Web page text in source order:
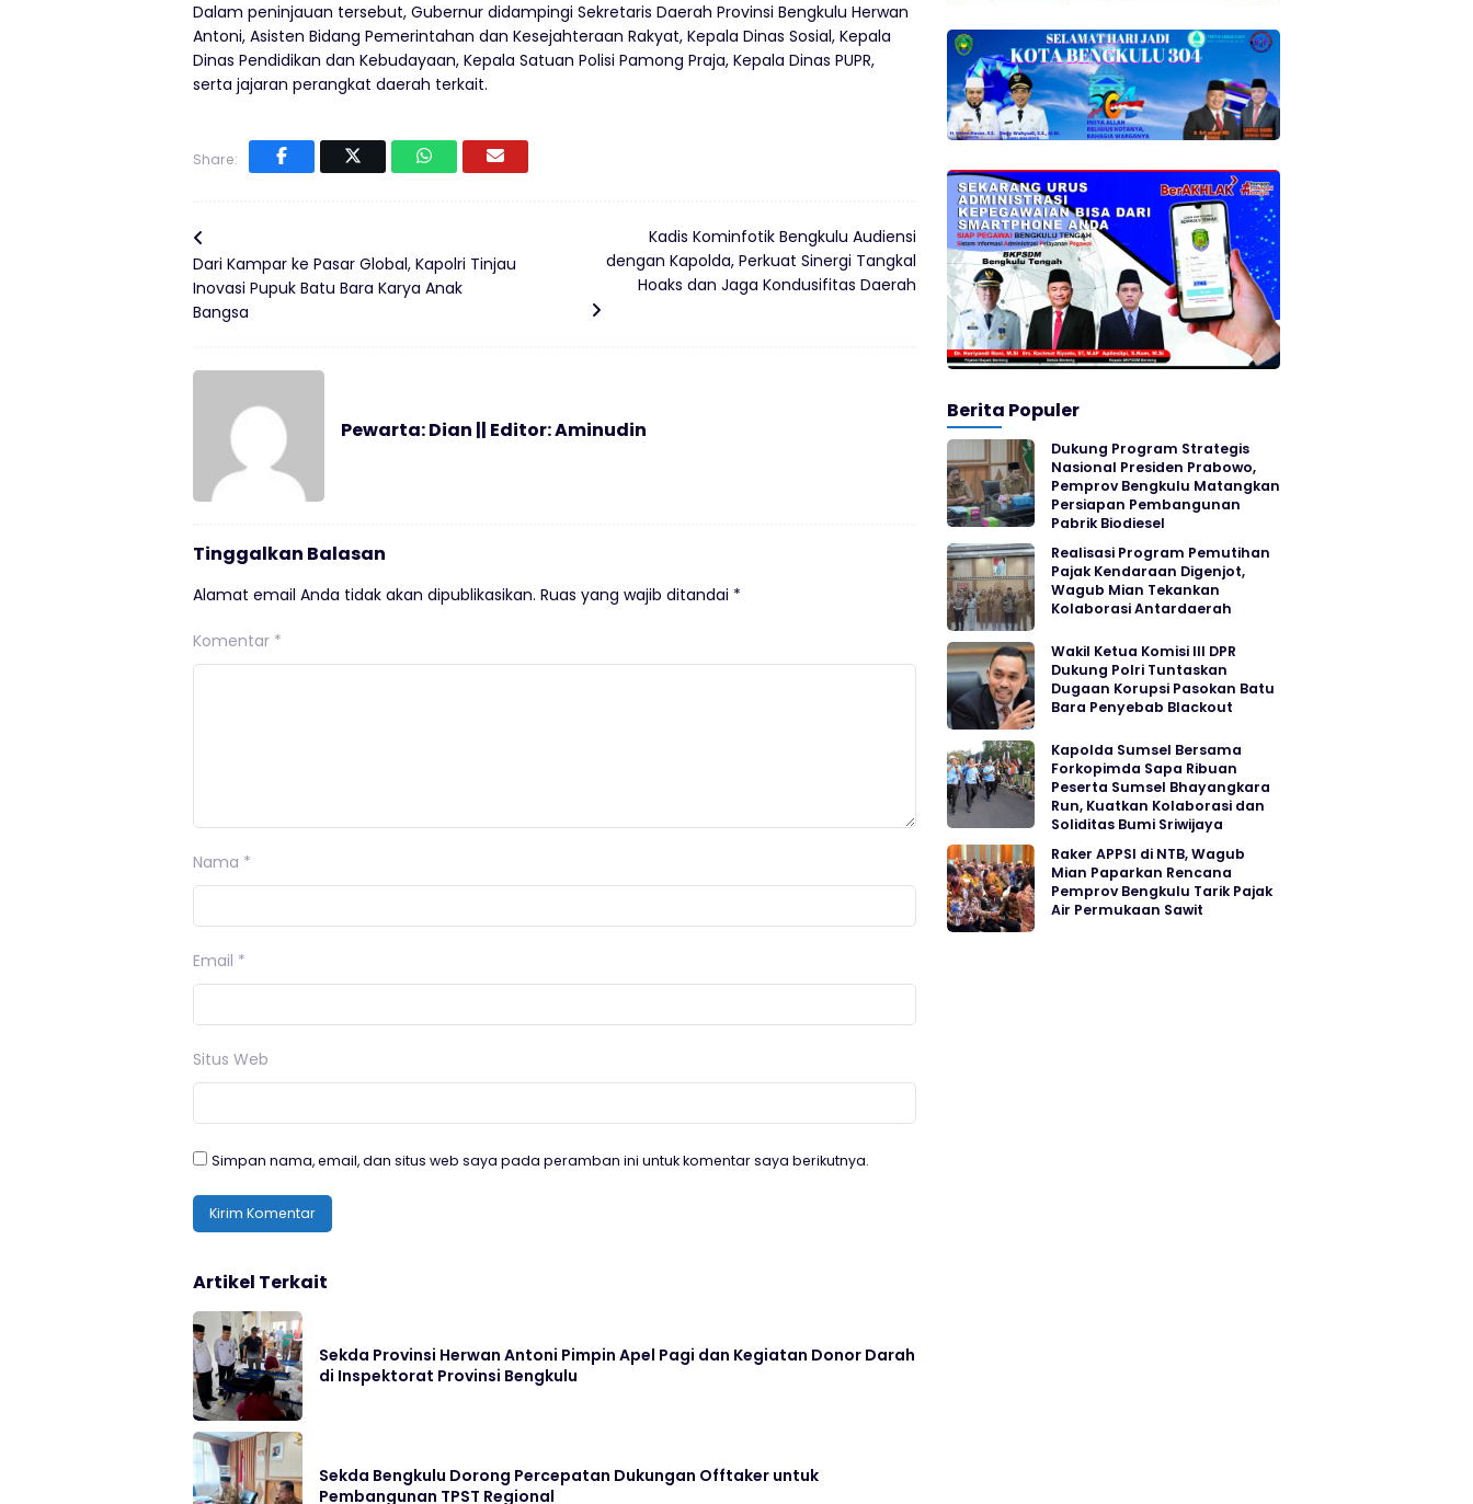
Dalam peninjauan tersebut, Gubernur didampingi Sekretaris Daerah Provinsi Bengkulu Herwan
Antoni, Asisten Bidang Pemerintahan dan Kesejahteraan Rakyat, Kepala Dinas Sosial, Kepala
Dinas Pendidikan dan Kebudayaan, Kepala Satuan Polisi Pamong Praja, Kepala Dinas PUPR,
serta jajaran perangkat daerah terkait.
Share:
Dari Kampar ke Pasar Global, Kapolri Tinjau
Inovasi Pupuk Batu Bara Karya Anak
Bangsa
Kadis Kominfotik Bengkulu Audiensi
dengan Kapolda, Perkuat Sinergi Tangkal
Hoaks dan Jaga Kondusifitas Daerah
Pewarta: Dian || Editor: Aminudin
Tinggalkan Balasan
Alamat email Anda tidak akan dipublikasikan. Ruas yang wajib ditandai *
Komentar *
Nama *
Email *
Situs Web
Simpan nama, email, dan situs web saya pada peramban ini untuk komentar saya berikutnya.
Artikel Terkait
Sekda Provinsi Herwan Antoni Pimpin Apel Pagi dan Kegiatan Donor Darah
di Inspektorat Provinsi Bengkulu
Sekda Bengkulu Dorong Percepatan Dukungan Offtaker untuk
Pembangunan TPST Regional
Berita Populer
Dukung Program Strategis
Nasional Presiden Prabowo,
Pemprov Bengkulu Matangkan
Persiapan Pembangunan
Pabrik Biodiesel
Realisasi Program Pemutihan
Pajak Kendaraan Digenjot,
Wagub Mian Tekankan
Kolaborasi Antardaerah
Wakil Ketua Komisi III DPR
Dukung Polri Tuntaskan
Dugaan Korupsi Pasokan Batu
Bara Penyebab Blackout
Kapolda Sumsel Bersama
Forkopimda Sapa Ribuan
Peserta Sumsel Bhayangkara
Run, Kuatkan Kolaborasi dan
Soliditas Bumi Sriwijaya
Raker APPSI di NTB, Wagub
Mian Paparkan Rencana
Pemprov Bengkulu Tarik Pajak
Air Permukaan Sawit